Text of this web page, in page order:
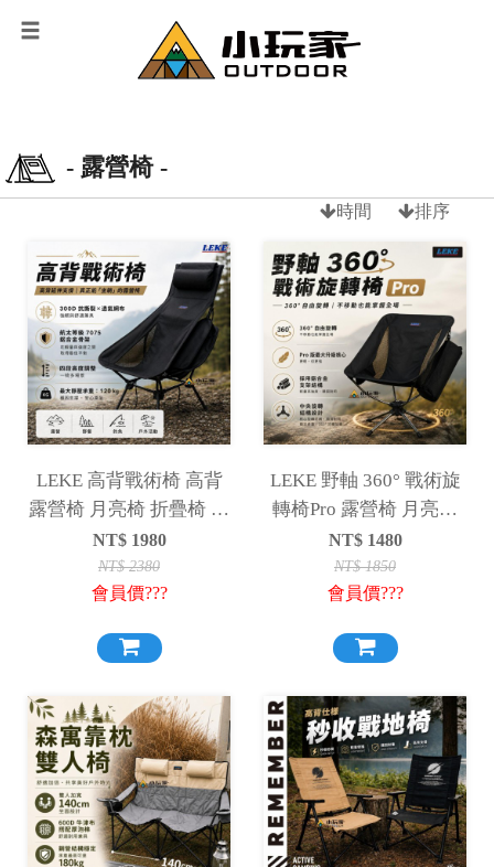
- 露營椅 -
時間 排序
LEKE 高背戰術椅 高背
露營椅 月亮椅 折疊椅 登
山椅
NT$ 1980
NT$2380
會員價???
LEKE 野軸 360° 戰術旋
轉椅Pro 露營椅 月亮椅
折疊椅 登山椅
NT$ 1480
NT$1850
會員價???